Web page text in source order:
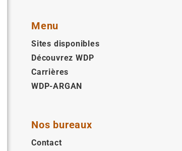
Menu
Sites disponibles
Découvrez WDP
Carrières
WDP-ARGAN
Nos bureaux
Contact